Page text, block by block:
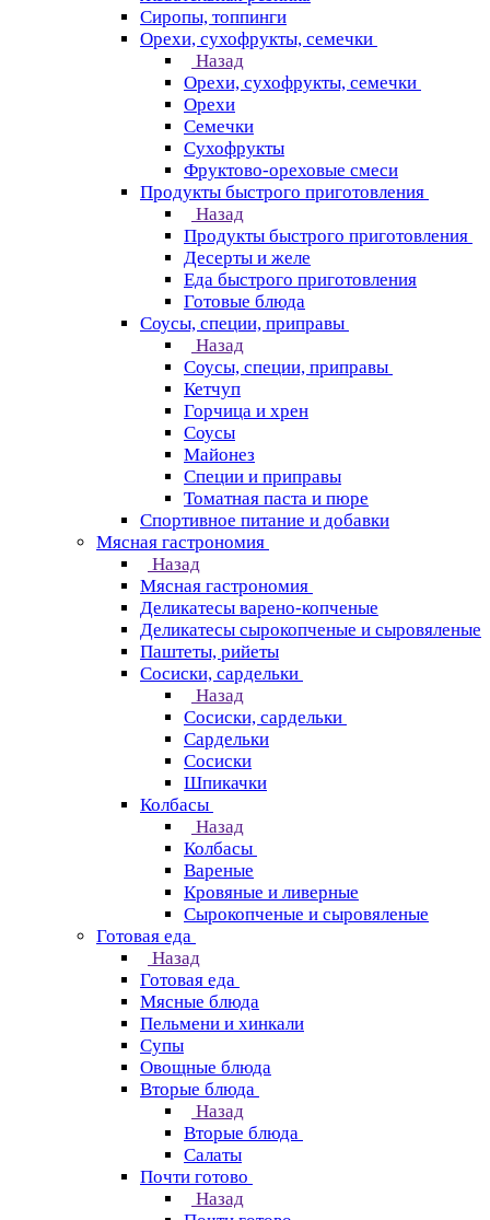
Сиропы, топпинги
Орехи, сухофрукты, семечки
Назад
Орехи, сухофрукты, семечки
Орехи
Семечки
Сухофрукты
Фруктово-ореховые смеси
Продукты быстрого приготовления
Назад
Продукты быстрого приготовления
Десерты и желе
Еда быстрого приготовления
Готовые блюда
Соусы, специи, приправы
Назад
Соусы, специи, приправы
Кетчуп
Горчица и хрен
Соусы
Майонез
Специи и приправы
Томатная паста и пюре
Спортивное питание и добавки
Мясная гастрономия
Назад
Мясная гастрономия
Деликатесы варено-копченые
Деликатесы сырокопченые и сыровяленые
Паштеты, рийеты
Сосиски, сардельки
Назад
Сосиски, сардельки
Сардельки
Сосиски
Шпикачки
Колбасы
Назад
Колбасы
Вареные
Кровяные и ливерные
Сырокопченые и сыровяленые
Готовая еда
Назад
Готовая еда
Мясные блюда
Пельмени и хинкали
Супы
Овощные блюда
Вторые блюда
Назад
Вторые блюда
Салаты
Почти готово
Назад